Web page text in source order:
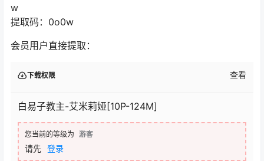
w
提取码：0o0w
会员用户直接提取：
下载权限 查看
白易子教主-艾米莉娅[10P-124M]
您当前的等级为 游客
请先 登录